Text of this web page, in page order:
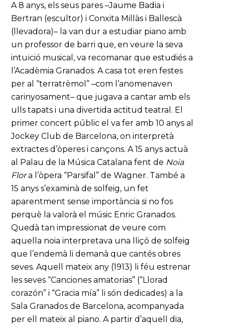
A 8 anys, els seus pares –Jaume Badia i
Bertran (escultor) i Conxita Millàs i Ballescà
(llevadora)– la van dur a estudiar piano amb
un professor de barri que, en veure la seva
intuïció musical, va recomanar que estudiés a
l’Acadèmia Granados. A casa tot eren festes
per al “terratrèmol” –com l’anomenaven
carinyosament– que jugava a cantar amb els
ulls tapats i una divertida actitud teatral. El
primer concert públic el va fer amb 10 anys al
Jockey Club de Barcelona, on interpretà
extractes d’òperes i cançons. A 15 anys actuà
al Palau de la Música Catalana fent de Noia
Flora l’òpera “Parsifal” de Wagner. També a
15 anys s’examinà de solfeig, un fet
aparentment sense importància si no fos
perquè la valorà el músic Enric Granados.
Quedà tan impressionat de veure com
aquella noia interpretava una lliçó de solfeig
que l’endemà li demanà que cantés obres
seves. Aquell mateix any (1913) li féu estrenar
les seves “Canciones amatorias” (“Llorad
corazón” i “Gracia mía” li són dedicades) a la
Sala Granados de Barcelona, acompanyada
per ell mateix al piano. A partir d’aquell dia,